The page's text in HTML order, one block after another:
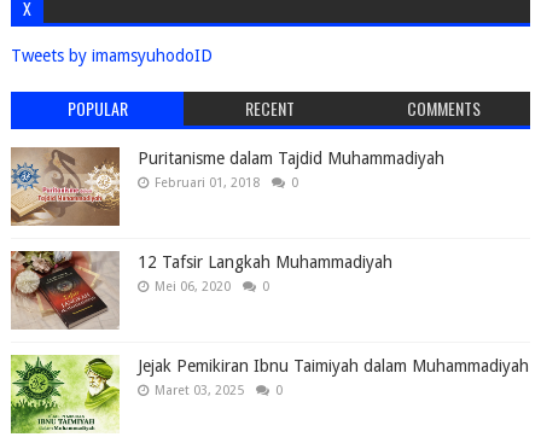
X
Tweets by imamsyuhodoID
POPULAR RECENT COMMENTS
Puritanisme dalam Tajdid Muhammadiyah
Februari 01, 2018 0
12 Tafsir Langkah Muhammadiyah
Mei 06, 2020 0
Jejak Pemikiran Ibnu Taimiyah dalam Muhammadiyah
Maret 03, 2025 0